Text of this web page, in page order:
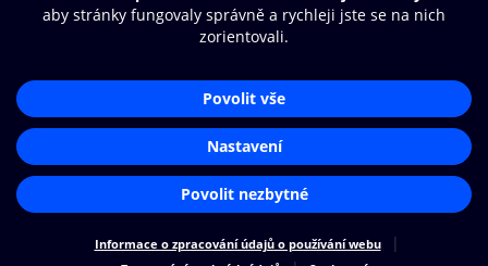
© O2 Czech Republic a.s.
Přístupnost
Zásady zpracování osobních údajů
Nastavení cookies
Aplikace O2 Knihovna
Čti a poslouchej své e-knihy a
audioknihy rychleji a pohodlněji.